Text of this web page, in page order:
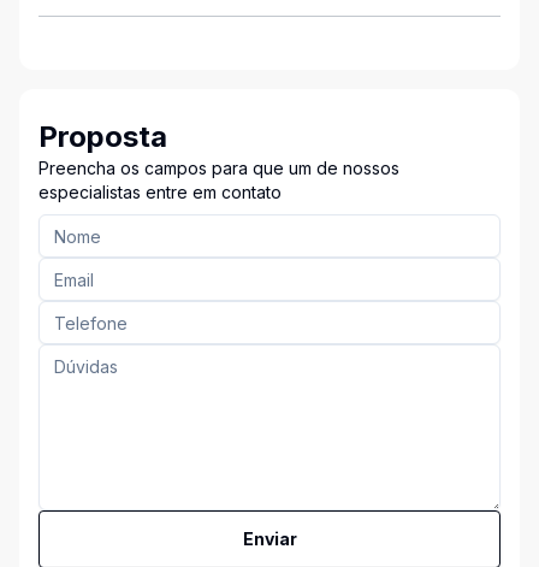
Proposta
Preencha os campos para que um de nossos
especialistas entre em contato
Enviar